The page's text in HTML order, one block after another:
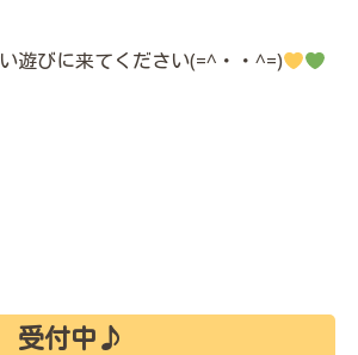
遊びに来てください(=^・・^=)
受付中♪